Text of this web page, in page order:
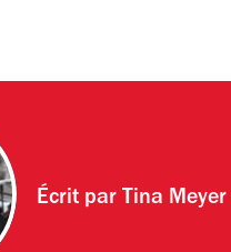
Écrit par Tina Meyer